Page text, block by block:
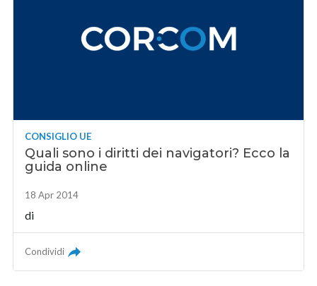
CONSIGLIO UE
Quali sono i diritti dei navigatori? Ecco la
guida online
18 Apr 2014
di
Condividi